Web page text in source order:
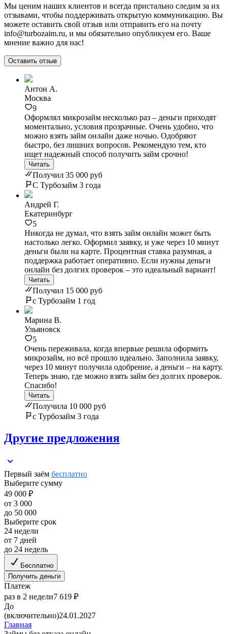
Мы ценим наших клиентов и всегда пристально следим за их
отзывами, чтобы поддерживать открытую коммуникацию. Вы
можете оставить свой отзыв или отправить его на почту
info@turbozaim.ru, и мы обязательно опубликуем его. Ваше
мнение важно для нас!
Оставить отзыв
Антон А.
Москва
9
Оформлял микрозайм несколько раз – деньги приходят
моментально, условия прозрачные. Очень удобно, что
можно взять займ онлайн даже ночью. Одобряют
быстро, без лишних вопросов. Рекомендую тем, кто
ищет надежный способ получить займ срочно!
Читать
Получил 35 000 руб
С Турбозайм 3 года
Андрей Г.
Екатеринбург
5
Никогда не думал, что взять займ онлайн может быть
настолько легко. Оформил заявку, и уже через 10 минут
деньги были на карте. Процентная ставка разумная, а
поддержка работает оперативно. Если нужны деньги
онлайн без долгих проверок – это идеальный вариант!
Читать
Получил 15 000 руб
с Турбозайм 1 год
Марина В.
Ульяновск
5
Очень переживала, когда впервые решила оформить
микрозайм, но всё прошло идеально. Заполнила заявку,
через 10 минут получила одобрение, а деньги – на карту.
Теперь знаю, где можно взять займ без долгих проверок.
Спасибо!
Читать
Получила 10 000 руб
с Турбозайм 3 года
Другие предложения
Первый заём бесплатно
Выберите сумму
49 000 ₽
от 3 000
до 50 000
Выберите срок
24 недели
от 7 дней
до 24 недель
Бесплатно
Получить деньги
Платеж
раз в 2 недели7 619 ₽
До
(включительно)24.01.2027
Главная